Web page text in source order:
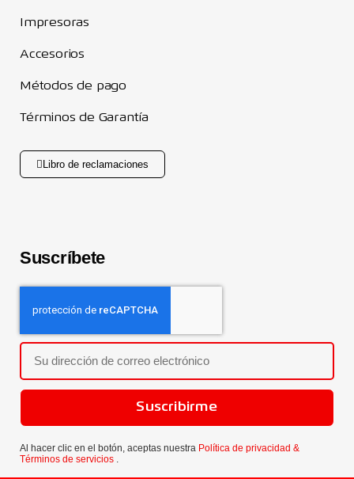
Impresoras
Accesorios
Métodos de pago
Términos de Garantía
Libro de reclamaciones
Suscríbete
Suscribirme
Al hacer clic en el botón, aceptas nuestra Política de privacidad &
Términos de servicios